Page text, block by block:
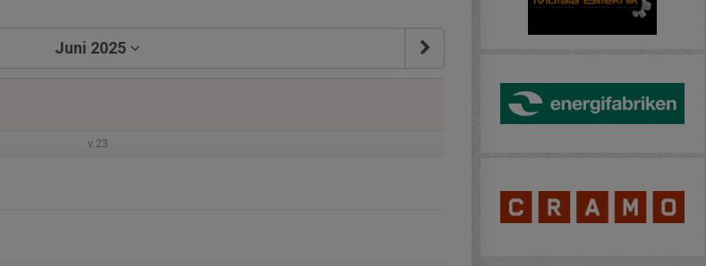
Juni 2025
v.23